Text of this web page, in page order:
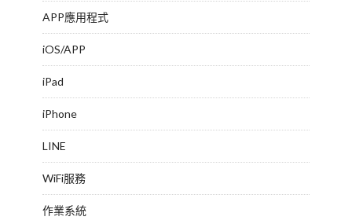
APP應用程式
iOS/APP
iPad
iPhone
LINE
WiFi服務
作業系統